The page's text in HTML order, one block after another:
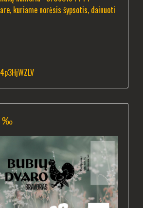
kuriame norėsis šypsotis, dainuoti
‰